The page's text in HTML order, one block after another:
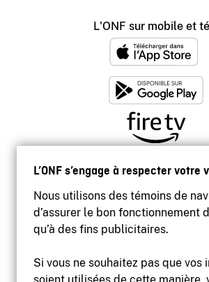
L’ONF s’engage à respecter votre
Nous utilisons des témoins de
d’assurer le bon fonctionnement
qu’à des fins publicitaires.
Si vous ne souhaitez pas que vos
L'ONF sur mobile et